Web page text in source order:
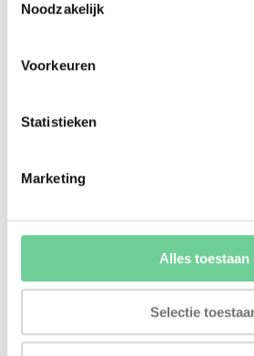
Noodzakelijk
Voorkeuren
Statistieken
Marketing
Alles toestaan
Selectie
ofwel met een
vervangen worden door
kluizen worden geheel
De kluizen van LIPS zijn
kenmerken een